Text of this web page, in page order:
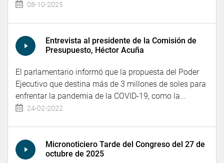
08-10-2025
Entrevista al presidente de la Comisión de
Presupuesto, Héctor Acuña
El parlamentario informó que la propuesta del Poder
Ejecutivo que destina más de 3 millones de soles para
enfrentar la pandemia de la COVID-19, como la...
24-02-2022
Micronoticiero Tarde del Congreso del 27 de
octubre de 2025